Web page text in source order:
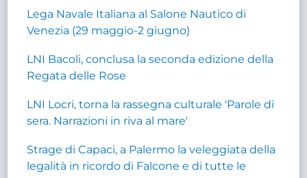
Lega Navale Italiana al Salone Nautico di
Venezia (29 maggio-2 giugno)
LNI Bacoli, conclusa la seconda edizione della
Regata delle Rose
LNI Locri, torna la rassegna culturale 'Parole di
sera. Narrazioni in riva al mare'
Strage di Capaci, a Palermo la veleggiata della
legalità in ricordo di Falcone e di tutte le